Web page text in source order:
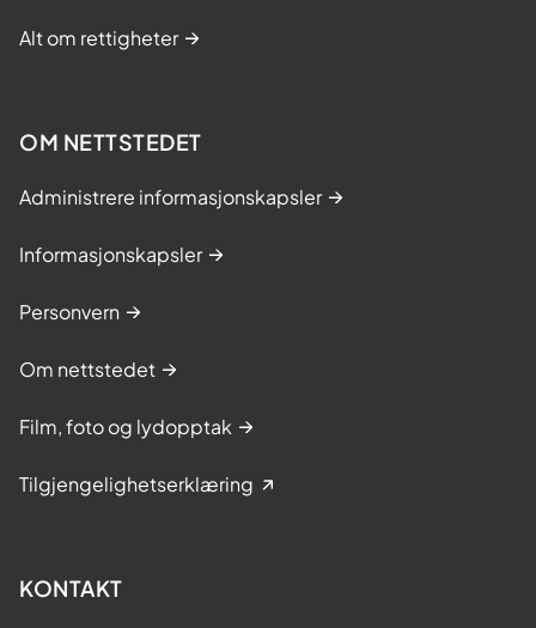
Alt om rettigheter
OM NETTSTEDET
Administrere informasjonskapsler
Informasjonskapsler
Personvern
Om nettstedet
Film, foto og lydopptak
Tilgjengelighetserklæring
KONTAKT